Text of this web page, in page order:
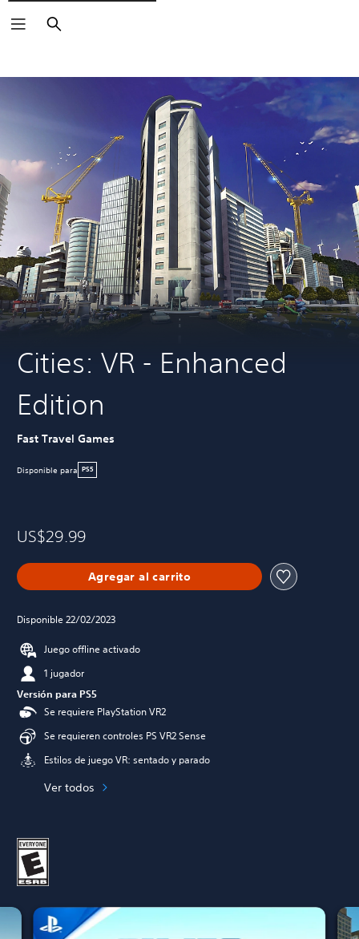
Buscar
Cities: VR - Enhanced
Edition
Fast Travel Games
Disponible para PS5
US$29.99
Agregar al carrito
Disponible 22/02/2023
Juego offline activado
1 jugador
Versión para PS5
Se requiere PlayStation VR2
Se requieren controles PS VR2 Sense
Estilos de juego VR: sentado y parado
Ver todos